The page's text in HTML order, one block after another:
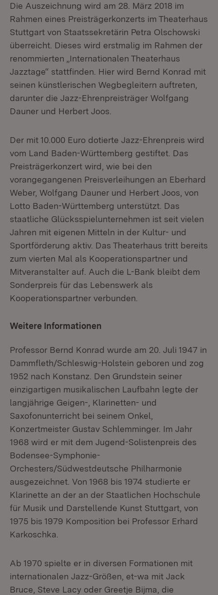
Die Auszeichnung wird am 28. März 2018 im
Rahmen eines Preisträgerkonzerts im Theaterhaus
Stuttgart von Staatssekretärin Petra Olschowski
überreicht. Dieses wird erstmalig im Rahmen der
renommierten „Internationalen Theaterhaus
Jazztage“ stattfinden. Hier wird Bernd Konrad mit
seinen künstlerischen Wegbegleitern auftreten,
darunter die Jazz-Ehrenpreisträger Wolfgang
Dauner und Herbert Joos.
Der mit 10.000 Euro dotierte Jazz-Ehrenpreis wird
vom Land Baden-Württemberg gestiftet. Das
Preisträgerkonzert wird, wie bei den
vorangegangenen Preisverleihungen an Eberhard
Weber, Wolfgang Dauner und Herbert Joos, von
Lotto Baden-Württemberg unterstützt. Das
staatliche Glücksspielunternehmen ist seit vielen
Jahren mit eigenen Mitteln in der Kultur- und
Sportförderung aktiv. Das Theaterhaus tritt bereits
zum vierten Mal als Kooperationspartner und
Mitveranstalter auf. Auch die L-Bank bleibt dem
Sonderpreis für das Lebenswerk als
Kooperationspartner verbunden.
Weitere Informationen
Professor Bernd Konrad wurde am 20. Juli 1947 in
Dammfleth/Schleswig-Holstein geboren und zog
1952 nach Konstanz. Den Grundstein seiner
einzigartigen musikalischen Laufbahn legte der
langjährige Geigen-, Klarinetten- und
Saxofonunterricht bei seinem Onkel,
Konzertmeister Gustav Schlemminger. Im Jahr
1968 wird er mit dem Jugend-Solistenpreis des
Bodensee-Symphonie-
Orchesters/Südwestdeutsche Philharmonie
ausgezeichnet. Von 1968 bis 1974 studierte er
Klarinette an der an der Staatlichen Hochschule
für Musik und Darstellende Kunst Stuttgart, von
1975 bis 1979 Komposition bei Professor Erhard
Karkoschka.
Ab 1970 spielte er in diversen Formationen mit
internationalen Jazz-Größen, et-wa mit Jack
Bruce, Steve Lacy oder Greetje Bijma, die